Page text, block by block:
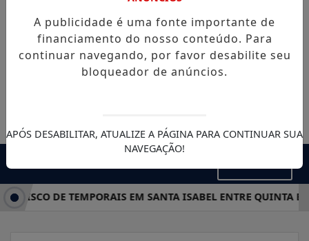
DE TEMPORAIS EM SANTA ISABEL ENTRE QUINTA E
A publicidade é uma fonte importante de
financiamento do nosso conteúdo. Para
continuar navegando, por favor desabilite seu
bloqueador de anúncios.
APÓS DESABILITAR, ATUALIZE A PÁGINA PARA CONTINUAR SUA
NAVEGAÇÃO!